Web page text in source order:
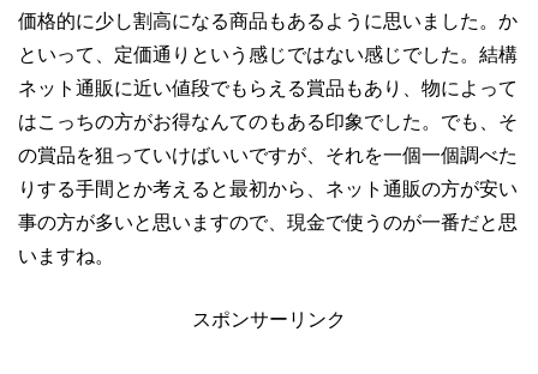
価格的に少し割高になる商品もあるように思いました。か
といって、定価通りという感じではない感じでした。結構
ネット通販に近い値段でもらえる賞品もあり、物によって
はこっちの方がお得なんてのもある印象でした。でも、そ
の賞品を狙っていけばいいですが、それを一個一個調べた
りする手間とか考えると最初から、ネット通販の方が安い
事の方が多いと思いますので、現金で使うのが一番だと思
いますね。
スポンサーリンク